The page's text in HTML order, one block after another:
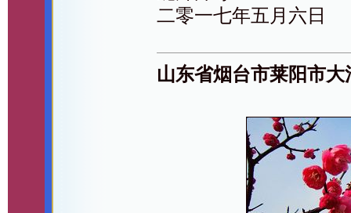
二零一七年五月六日
山东省烟台市莱阳市